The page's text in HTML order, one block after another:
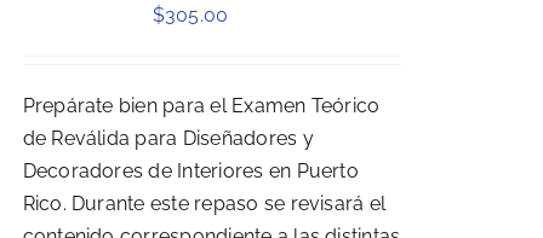
$305.00
Prepárate bien para el Examen Teórico
de Reválida para Diseñadores y
Decoradores de Interiores en Puerto
Rico. Durante este repaso se revisará el